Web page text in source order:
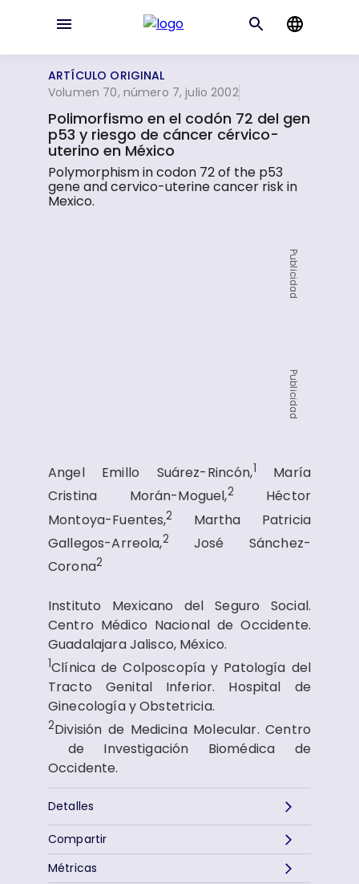
ARTÍCULO ORIGINAL
Volumen 70, número 7, julio 2002
Polimorfismo en el codón 72 del gen
p53 y riesgo de cáncer cérvico-
uterino en México
Polymorphism in codon 72 of the p53
gene and cervico-uterine cancer risk in
Mexico.
Publicidad
Publicidad
Angel Emillo Suárez-Rincón,1
María
Cristina Morán-Moguel,2
Héctor
Montoya-Fuentes,2
Martha Patricia
Gallegos-Arreola,2
José Sánchez-
Corona2
Instituto Mexicano del Seguro Social.
Centro Médico Nacional de Occidente.
Guadalajara Jalisco, México.
1​Clínica de Colposcopía y Patología del
Tracto Genital Inferior. Hospital de
Ginecología y Obstetricia.
2​División de Medicina Molecular. Centro​
de Investigación Biomédica de
Occidente.
Detalles
Métricas
Compartir